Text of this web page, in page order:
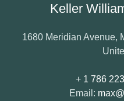
Keller
1680 Meridian Avenue,
+ 1 786
Email: